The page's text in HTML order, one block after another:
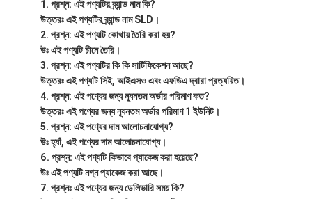
প্রশ্ন: এই পণ্যটির ব্র্যান্ড নাম কি?
উত্তরঃ এই পণ্যটির ব্র্যান্ড নাম SLD।
প্রশ্ন: এই পণ্যটি কোথায় তৈরি করা হয়?
উঃ এই পণ্যটি চীনে তৈরি।
প্রশ্ন: এই পণ্যটির কি কি সার্টিফিকেশন আছে?
উত্তরঃ এই পণ্যটি সিই, আইএসও এবং এফডিএ দ্বারা প্রত্যয়িত।
প্রশ্ন: এই পণ্যের জন্য ন্যূনতম অর্ডার পরিমাণ কত?
উত্তরঃ এই পণ্যের জন্য ন্যূনতম অর্ডার পরিমাণ 1 ইউনিট।
প্রশ্ন: এই পণ্যের দাম আলোচনাযোগ্য?
উঃ হ্যাঁ, এই পণ্যের দাম আলোচনাযোগ্য।
প্রশ্ন: এই পণ্যটি কিভাবে প্যাকেজ করা হয়েছে?
উঃ এই পণ্যটি নগ্ন প্যাকেজ করা আছে।
প্রশ্নঃ এই পণ্যের জন্য ডেলিভারি সময় কি?